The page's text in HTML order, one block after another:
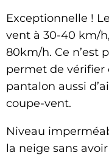
Exceptionnelle !
vent à 30-40 km/
80km/h. Ce n’est
permet de vérifier
pantalon aussi
coupe-vent.
Niveau
la neige sans